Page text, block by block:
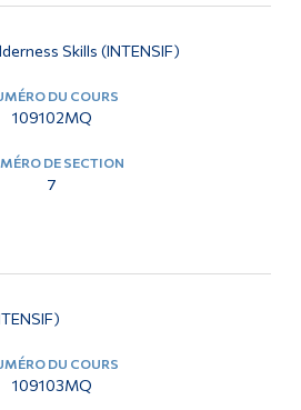
Skills (INTENSIF)
109102MQ
7
109103MQ